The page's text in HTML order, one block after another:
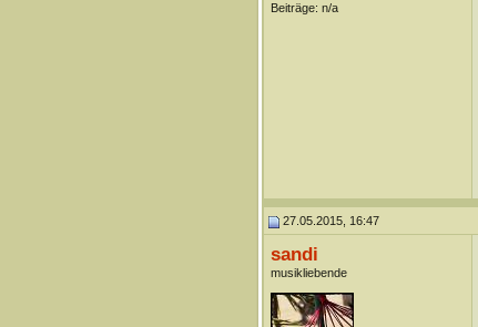
Beiträge: n/a
27.05.2015, 16:47
sandi
musikliebende